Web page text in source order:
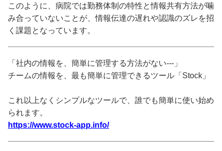
このように、病院では勤務体制の特性と情報共有方法が噛
み合っていないことが、情報伝達の遅れや認識のズレを招
く課題となっています。
「社内の情報を、簡単に管理する方法がない---」
チームの情報を、最も簡単に管理できるツール「Stock」
これ以上なくシンプルなツールで、誰でも簡単に使い始め
られます。
https://www.stock-app.info/